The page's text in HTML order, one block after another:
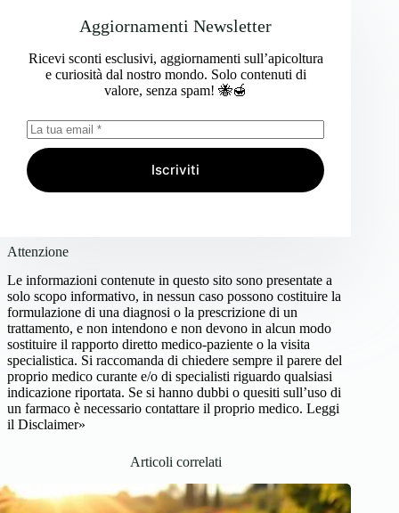
Aggiornamenti Newsletter
Ricevi sconti esclusivi, aggiornamenti sull’apicoltura
e curiosità dal nostro mondo. Solo contenuti di
valore, senza spam! 🐝🍯
Iscriviti
Attenzione
Le informazioni contenute in questo sito sono presentate a
solo scopo informativo, in nessun caso possono costituire la
formulazione di una diagnosi o la prescrizione di un
trattamento, e non intendono e non devono in alcun modo
sostituire il rapporto diretto medico-paziente o la visita
specialistica. Si raccomanda di chiedere sempre il parere del
proprio medico curante e/o di specialisti riguardo qualsiasi
indicazione riportata. Se si hanno dubbi o quesiti sull’uso di
un farmaco è necessario contattare il proprio medico. Leggi
il Disclaimer»
Articoli correlati